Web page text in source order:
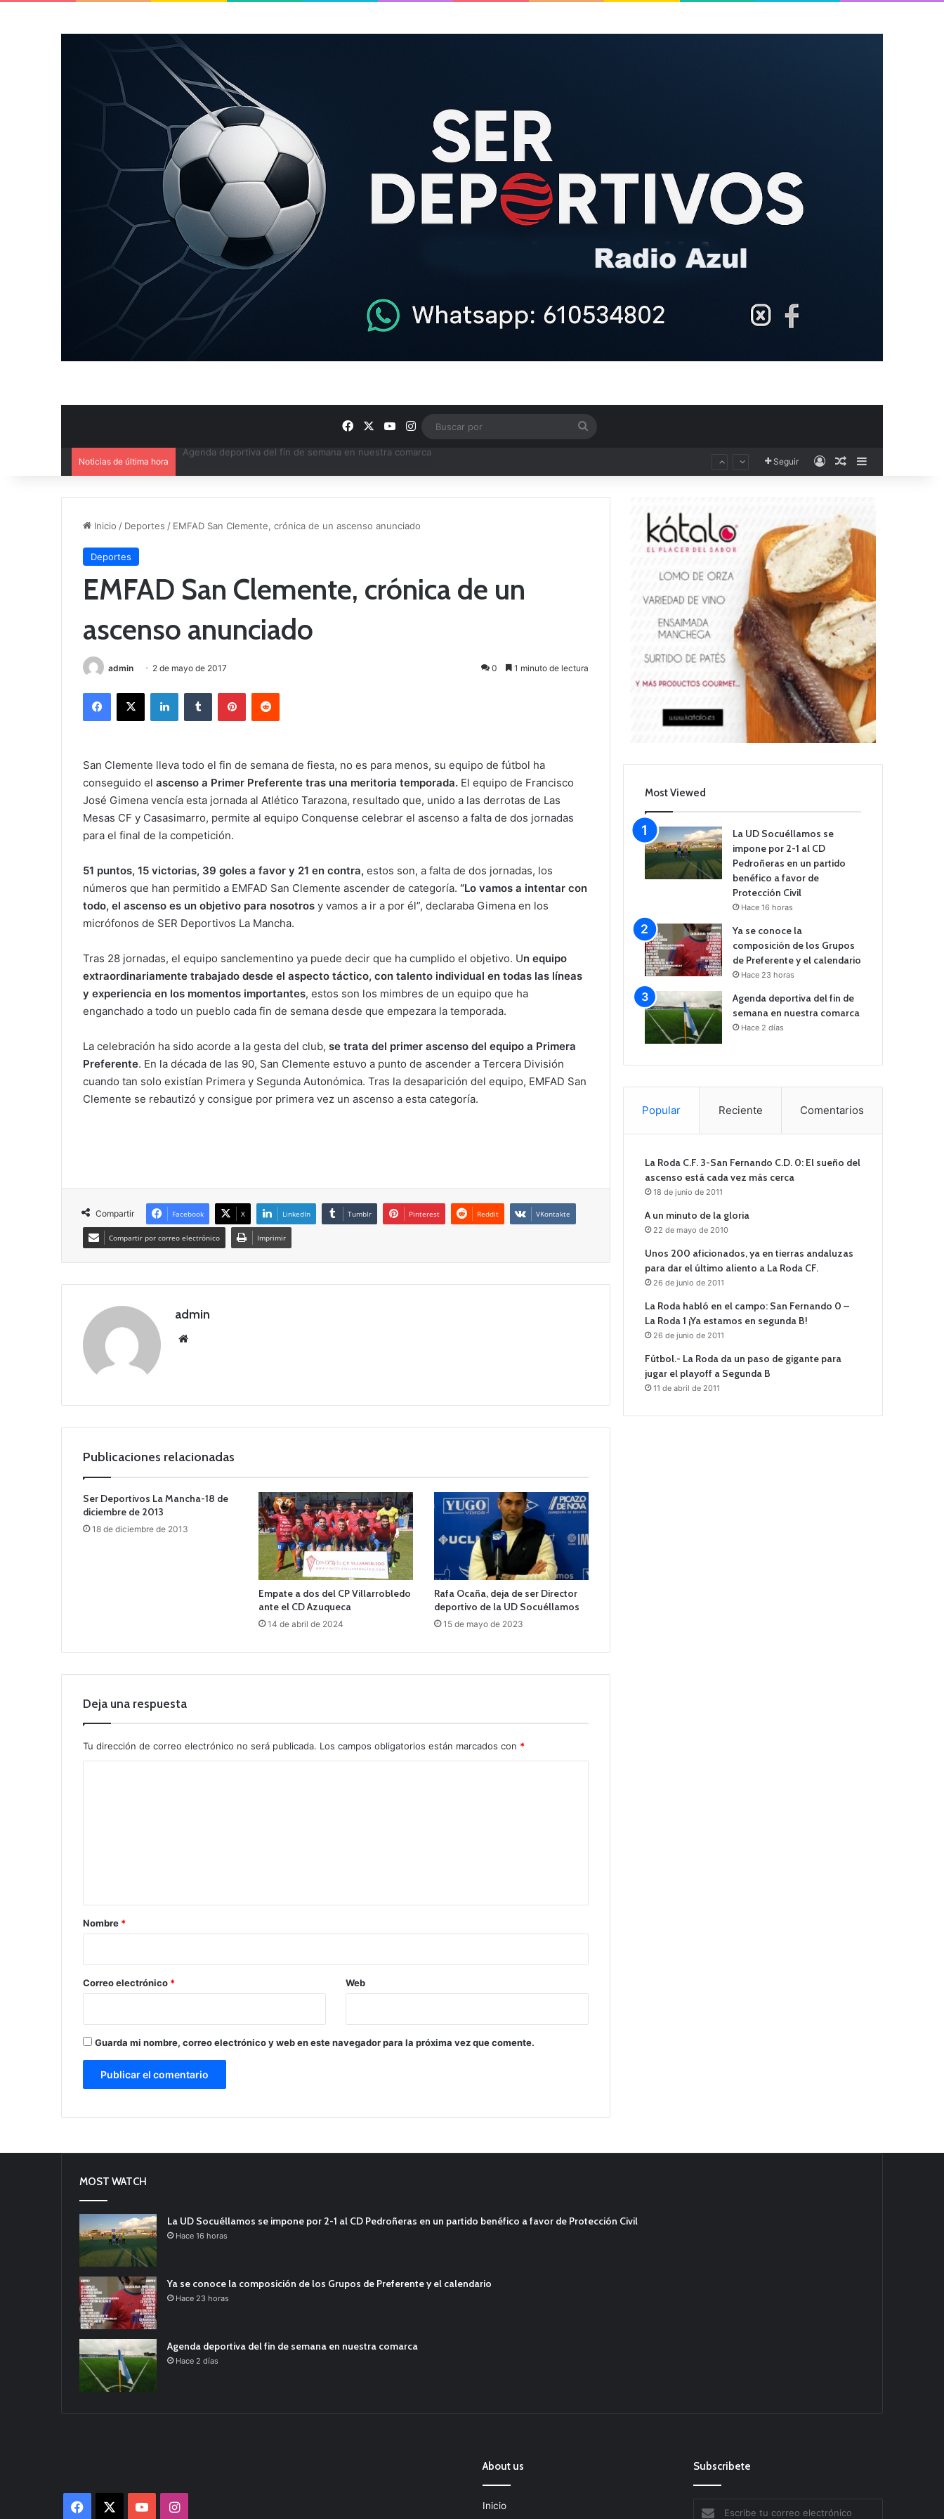
FacebookYouTube
Instagram
Noticias de última hora Seguir AccesoPublicación al
Inicio / Deportes / EMFAD San Clemente, crónica de un ascenso anunciado
Deportes
EMFAD San Clemente, crónica de un
ascenso anunciado
admin 2 de mayo de 2017 0 1 minuto de lectura
San Clemente lleva todo el fin de semana de fiesta, no es para menos, su equipo de fútbol ha
conseguido el ascenso a Primer Preferente tras una meritoria temporada. El equipo de Francisco
José Gimena vencía esta jornada al Atlético Tarazona, resultado que, unido a las derrotas de Las
Mesas CF y Casasimarro, permite al equipo Conquense celebrar el ascenso a falta de dos jornadas
para el final de la competición.
51 puntos, 15 victorias, 39 goles a favor y 21 en contra, estos son, a falta de dos jornadas, los
números que han permitido a EMFAD San Clemente ascender de categoría. “Lo vamos a intentar con
todo, el ascenso es un objetivo para nosotros y vamos a ir a por él”, declaraba Gimena en los
micrófonos de SER Deportivos La Mancha.
Tras 28 jornadas, el equipo sanclementino ya puede decir que ha cumplido el objetivo. Un equipo
extraordinariamente trabajado desde el aspecto táctico, con talento individual en todas las líneas
y experiencia en los momentos importantes, estos son los mimbres de un equipo que ha
enganchado a todo un pueblo cada fin de semana desde que empezara la temporada.
La celebración ha sido acorde a la gesta del club, se trata del primer ascenso del equipo a Primera
Preferente. En la década de las 90, San Clemente estuvo a punto de ascender a Tercera División
cuando tan solo existían Primera y Segunda Autonómica. Tras la desaparición del equipo, EMFAD San
Clemente se rebautizó y consigue por primera vez un ascenso a esta categoría.
Compartir Facebook X LinkedIn Tumblr Pinterest Reddit VKontakte
Compartir por correo electrónico Imprimir
admin
Publicaciones relacionadas
Ser Deportivos La Mancha-18 de
diciembre de 2013
18 de diciembre de 2013
Empate a dos del CP Villarrobledo
ante el CD Azuqueca
14 de abril de 2024
Rafa Ocaña, deja de ser Director
deportivo de la UD Socuéllamos
15 de mayo de 2023
Deja una respuesta
Tu dirección de correo electrónico no será publicada. Los campos obligatorios están marcados con *
r
*
Nombre *
Correo electrónico * Web
Guarda mi nombre, correo electrónico y web en este navegador para la próxima vez que comente.
Most Viewed
La UD Socuéllamos se
impone por 2-1 al CD
Pedroñeras en un partido
benéfico a favor de
Protección Civil
Hace 16 horas
Ya se conoce la
composición de los Grupos
de Preferente y el calendario
Hace 23 horas
Agenda deportiva del fin de
semana en nuestra comarca
Hace 2 días
Popular Reciente Comentarios
La Roda C.F. 3-San Fernando C.D. 0: El sueño del
ascenso está cada vez más cerca
18 de junio de 2011
A un minuto de la gloria
22 de mayo de 2010
Unos 200 aficionados, ya en tierras andaluzas
para dar el último aliento a La Roda CF.
26 de junio de 2011
La Roda habló en el campo: San Fernando 0 –
La Roda 1 ¡Ya estamos en segunda B!
26 de junio de 2011
Fútbol.- La Roda da un paso de gigante para
jugar el playoff a Segunda B
11 de abril de 2011
MOST WATCH
La UD Socuéllamos se impone por 2-1 al CD Pedroñeras en un partido benéfico a favor de Protección Civil
Hace 16 horas
Ya se conoce la composición de los Grupos de Preferente y el calendario
Hace 23 horas
Agenda deportiva del fin de semana en nuestra comarca
Hace 2 días
Facebook YouTubeInstagram
About us
Inicio
Subscribete